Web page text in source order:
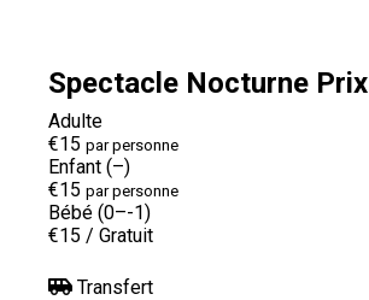
Spectacle Nocturne Prix
Adulte
€15 par personne
Enfant (–)
€15 par personne
Bébé (0–-1)
€15 / Gratuit
Transfert